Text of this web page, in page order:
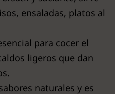
ensaladas, platos al
para cocer el
ligeros que dan
naturales y es